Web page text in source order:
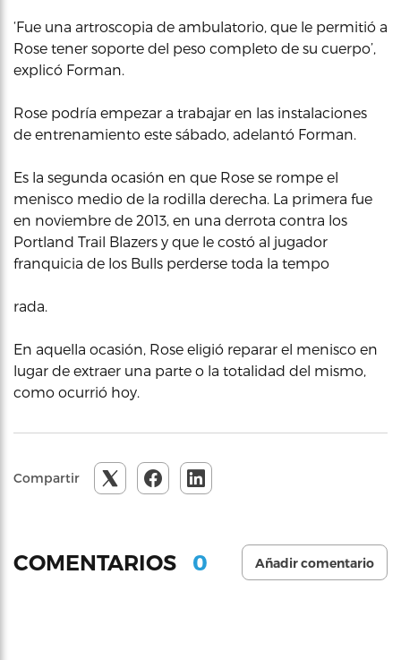
‘Fue una artroscopia de ambulatorio, que le permitió a
Rose tener soporte del peso completo de su cuerpo’,
explicó Forman.
Rose podría empezar a trabajar en las instalaciones
de entrenamiento este sábado, adelantó Forman.
Es la segunda ocasión en que Rose se rompe el
menisco medio de la rodilla derecha. La primera fue
en noviembre de 2013, en una derrota contra los
Portland Trail Blazers y que le costó al jugador
franquicia de los Bulls perderse toda la tempo
rada.
En aquella ocasión, Rose eligió reparar el menisco en
lugar de extraer una parte o la totalidad del mismo,
como ocurrió hoy.
Compartir
COMENTARIOS 0 Añadir comentario